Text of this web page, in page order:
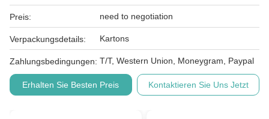
Preis: need to negotiation
Verpackungsdetails: Kartons
Zahlungsbedingungen: T/T, Western Union, Moneygram, Paypal
Erhalten Sie Besten Preis Kontaktieren Sie Uns Jetzt